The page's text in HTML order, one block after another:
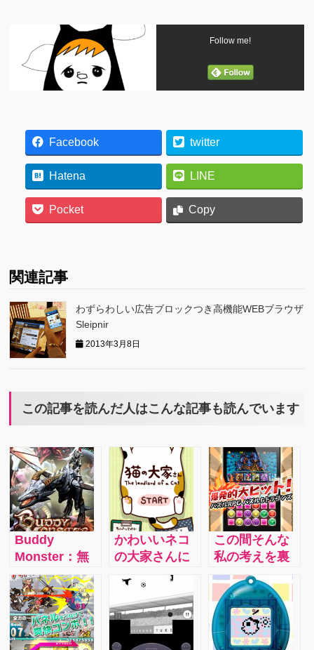
Follow me!
Facebook twitter
Hatena LINE
Pocket Copy
関連記事
わずらわしい広告ブロックつき高機能WEBブラウザ
Sleipnir
2013年3月8日
この記事を読んだ人はこんな記事も読んでいます
Buddy
Monster：無
課金でも遊べ
る！これが本
当にハマりま
す！
かわいいネコ
の大家さんに
なれる無料ゲ
ームアプリ
『猫の大家さ
ん』
この間そんな
私の考えを裏
切るような出
来事がありま
した。なんと
妻がゲームに
没頭していた